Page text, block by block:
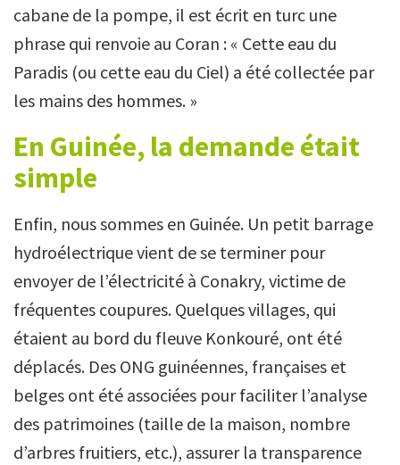
cabane de la pompe, il est écrit en turc une
phrase qui renvoie au Coran : « Cette eau du
Paradis (ou cette eau du Ciel) a été collectée par
les mains des hommes. »
En Guinée, la demande était
simple
Enfin, nous sommes en Guinée. Un petit barrage
hydroélectrique vient de se terminer pour
envoyer de l’électricité à Conakry, victime de
fréquentes coupures. Quelques villages, qui
étaient au bord du fleuve Konkouré, ont été
déplacés. Des ONG guinéennes, françaises et
belges ont été associées pour faciliter l’analyse
des patrimoines (taille de la maison, nombre
d’arbres fruitiers, etc.), assurer la transparence